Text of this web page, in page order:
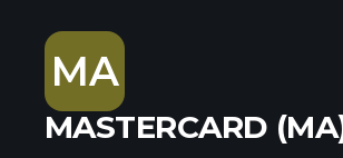
MA
MASTERCARD